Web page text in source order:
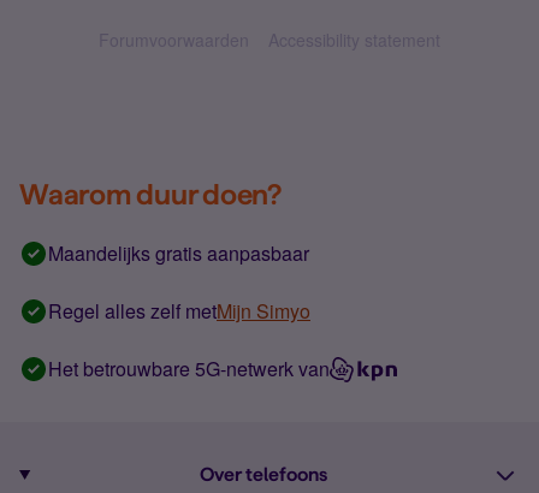
Forumvoorwaarden Accessibility statement
Waarom duur doen?
Maandelijks gratis aanpasbaar
Regel alles zelf metMijn Simyo
Het betrouwbare 5G-netwerk van
Over telefoons